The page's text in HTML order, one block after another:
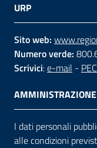
Seguici
su
URP
Sito web:
Numero verde:
Scrivici:e-mail - PEC
I dati personali
alle condizioni